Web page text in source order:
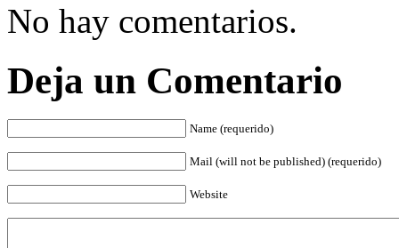
No hay comentarios.
Deja un Comentario
Name (requerido)
Mail (will not be published) (requerido)
Website